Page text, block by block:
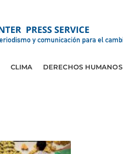
CLIMA DERECHOS HUMANOS